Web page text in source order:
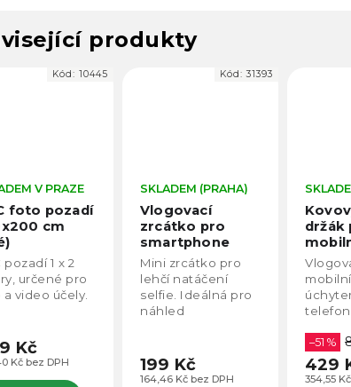
produkty
foto pozadí
cm
V PRAZE
Kč bez DPH
Kč
pozadí 1 x 2
určené pro
video účely.
Kód: 10445
Vlogovací
zrcátko pro
smartphone
SKLADEM (PRAHA)
164,46 Kč bez DPH
199 Kč
Mini zrcátko pro
lehčí natáčení
selfie. Ideálná pro
náhled
všechny pokročilé
vlogery, kteří
Kód:31393
držák
354,55
–51 %
429
telefon
pro
dalšího